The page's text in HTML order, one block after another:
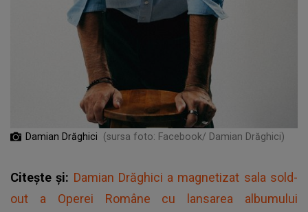
Damian Drăghici (sursa foto: Facebook/ Damian Drăghici)
Citește și: Damian Drăghici a magnetizat sala sold-
out a Operei Române cu lansarea albumului